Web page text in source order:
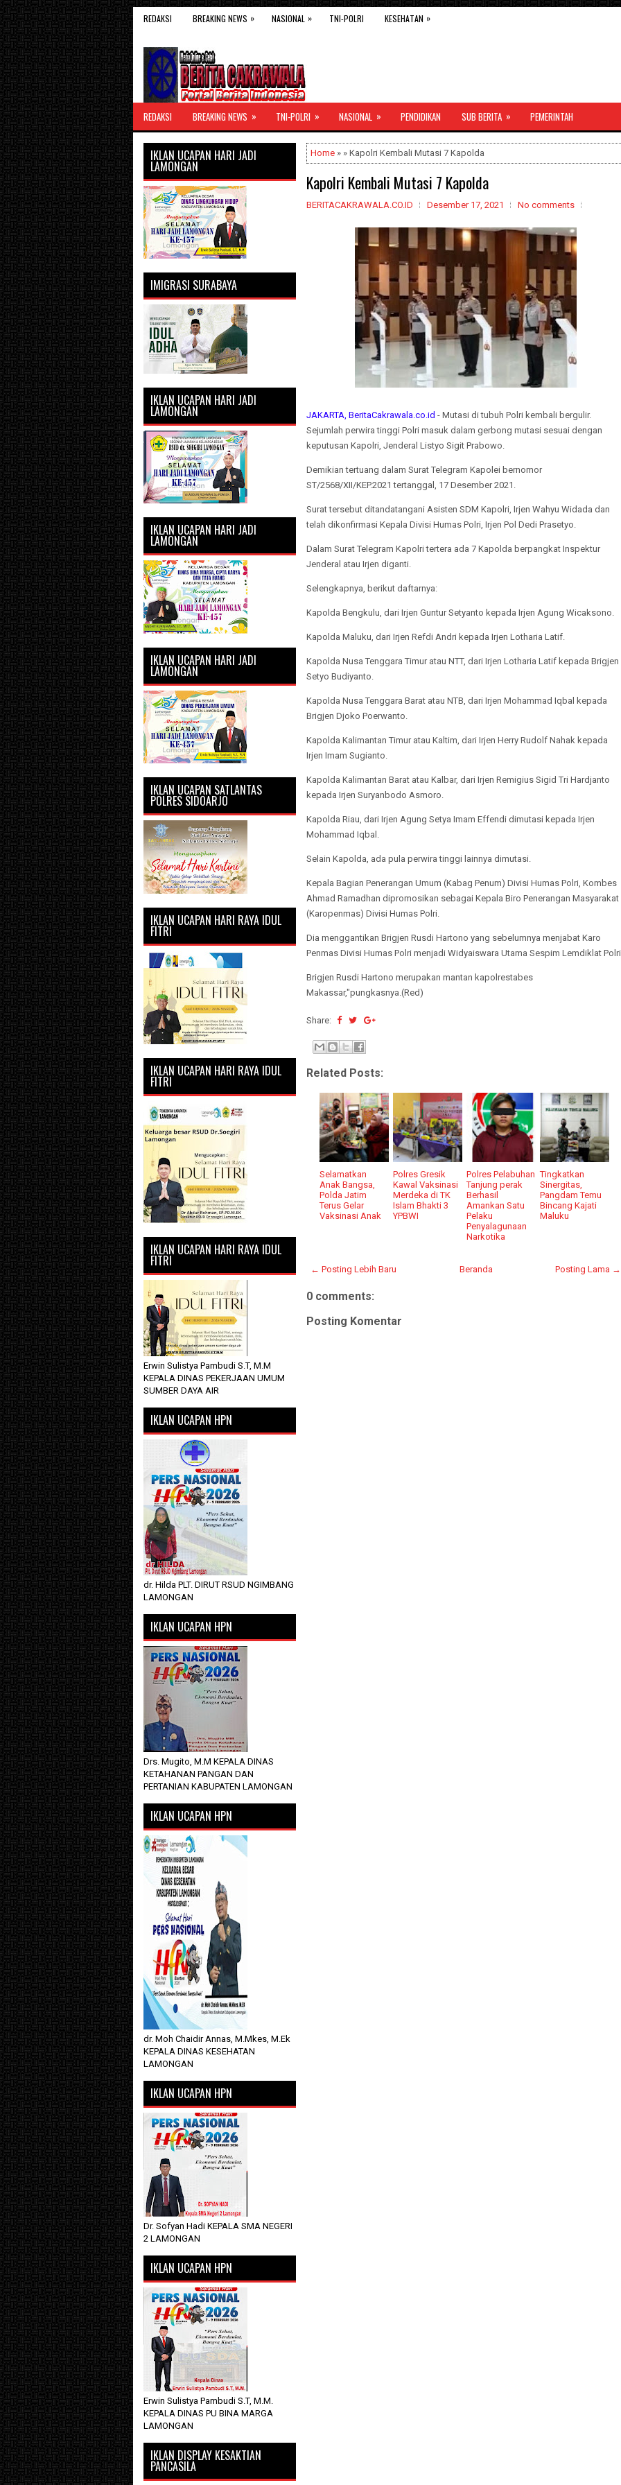
REDAKSI BREAKING NEWS » NASIONAL » TNI-POLRI KESEHATAN »
REDAKSI BREAKING NEWS » TNI-POLRI » NASIONAL » PENDIDIKAN SUB BERITA » PEMERINTAH
Home » » Kapolri Kembali Mutasi 7 Kapolda
Kapolri Kembali Mutasi 7 Kapolda
BERITACAKRAWALA.CO.ID Desember 17, 2021 No comments
JAKARTA, BeritaCakrawala.co.id - Mutasi di tubuh Polri kembali bergulir.
Sejumlah perwira tinggi Polri masuk dalam gerbong mutasi sesuai dengan
keputusan Kapolri, Jenderal Listyo Sigit Prabowo.
Demikian tertuang dalam Surat Telegram Kapolei bernomor
ST/2568/XII/KEP.2021 tertanggal, 17 Desember 2021.
Surat tersebut ditandatangani Asisten SDM Kapolri, Irjen Wahyu Widada dan
telah dikonfirmasi Kepala Divisi Humas Polri, Irjen Pol Dedi Prasetyo.
Dalam Surat Telegram Kapolri tertera ada 7 Kapolda berpangkat Inspektur
Jenderal atau Irjen diganti.
Selengkapnya, berikut daftarnya:
Kapolda Bengkulu, dari Irjen Guntur Setyanto kepada Irjen Agung Wicaksono.
Kapolda Maluku, dari Irjen Refdi Andri kepada Irjen Lotharia Latif.
Kapolda Nusa Tenggara Timur atau NTT, dari Irjen Lotharia Latif kepada Brigjen
Setyo Budiyanto.
Kapolda Nusa Tenggara Barat atau NTB, dari Irjen Mohammad Iqbal kepada
Brigjen Djoko Poerwanto.
Kapolda Kalimantan Timur atau Kaltim, dari Irjen Herry Rudolf Nahak kepada
Irjen Imam Sugianto.
Kapolda Kalimantan Barat atau Kalbar, dari Irjen Remigius Sigid Tri Hardjanto
kepada Irjen Suryanbodo Asmoro.
Kapolda Riau, dari Irjen Agung Setya Imam Effendi dimutasi kepada Irjen
Mohammad Iqbal.
Selain Kapolda, ada pula perwira tinggi lainnya dimutasi.
Kepala Bagian Penerangan Umum (Kabag Penum) Divisi Humas Polri, Kombes
Ahmad Ramadhan dipromosikan sebagai Kepala Biro Penerangan Masyarakat
(Karopenmas) Divisi Humas Polri.
Dia menggantikan Brigjen Rusdi Hartono yang sebelumnya menjabat Karo
Penmas Divisi Humas Polri menjadi Widyaiswara Utama Sespim Lemdiklat
Brigjen Rusdi Hartono merupakan mantan kapolrestabes
Makassar,"pungkasnya.(Red)
Share:
Related Posts:
Selamatkan
Anak Bangsa,
Polda Jatim
Terus Gelar
Vaksinasi Anak
Polres Gresik
Kawal Vaksinasi
Merdeka di TK
Islam Bhakti 3
YPBWI
Polres Pelabuhan
Tanjung perak
Berhasil
Amankan Satu
Pelaku
Penyalagunaan
Narkotika
Tingkatkan
Sinergitas,
Pangdam Temu
Bincang Kajati
Maluku
← Posting Lebih Baru Posting Lama →
Beranda
0 comments:
Posting Komentar
IKLAN UCAPAN HARI JADI
LAMONGAN
IMIGRASI SURABAYA
IKLAN UCAPAN HARI JADI
LAMONGAN
IKLAN UCAPAN HARI JADI
LAMONGAN
IKLAN UCAPAN HARI JADI
LAMONGAN
IKLAN UCAPAN SATLANTAS
POLRES SIDOARJO
IKLAN UCAPAN HARI RAYA IDUL
FITRI
IKLAN UCAPAN HARI RAYA IDUL
FITRI
IKLAN UCAPAN HARI RAYA IDUL
FITRI
Erwin Sulistya Pambudi S.T, M.M
KEPALA DINAS PEKERJAAN UMUM
SUMBER DAYA AIR
IKLAN UCAPAN HPN
dr. Hilda PLT. DIRUT RSUD NGIMBANG
LAMONGAN
IKLAN UCAPAN HPN
Drs. Mugito, M.M KEPALA DINAS
KETAHANAN PANGAN DAN
PERTANIAN KABUPATEN LAMONGAN
IKLAN UCAPAN HPN
dr. Moh Chaidir Annas, M.Mkes, M.Ek
KEPALA DINAS KESEHATAN
LAMONGAN
IKLAN UCAPAN HPN
Dr. Sofyan Hadi KEPALA SMA NEGERI
2 LAMONGAN
IKLAN UCAPAN HPN
Erwin Sulistya Pambudi S.T, M.M.
KEPALA DINAS PU BINA MARGA
LAMONGAN
IKLAN DISPLAY KESAKTIAN
PANCASILA